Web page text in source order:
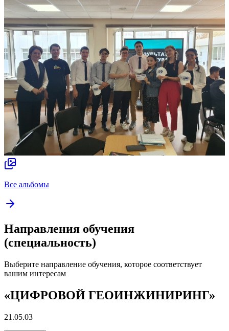
Все альбомы
Направления обучения
(специальность)
Выберите направление обучения, которое соответствует
вашим интересам
«ЦИФРОВОЙ ГЕОИНЖИНИРИНГ»
21.05.03